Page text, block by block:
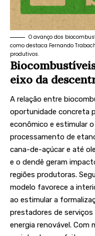
O avanço dos
como destaca Fernando
produtivos.
eixo da
A relação entre
oportunidade concreta
econômico e estimular
processamento de
cana-de-açúcar e até
e o dendê geram
regiões produtoras.
modelo favorece a
ao estimular a
prestadores de
energia renovável. Com